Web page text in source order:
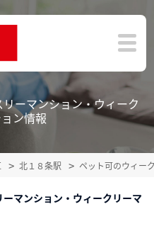
ーマンション・ウィーク
ン情報
北１８条駅 ペット可のウィー
マンション・ウィークリーマ